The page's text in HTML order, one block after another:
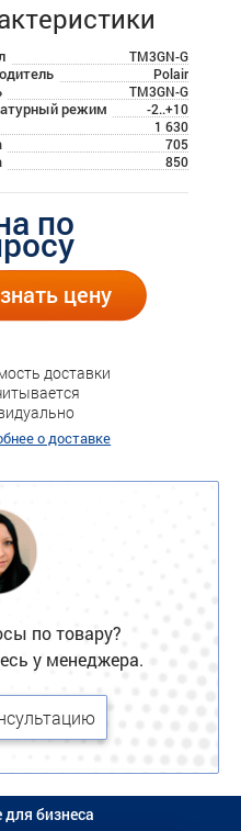
TM3GN-G
Polair
TM3GN-G
режим -2..+10
1 630
705
850
по
цену
доставки
о доставке
по товару?
у менеджера.
бизнеса